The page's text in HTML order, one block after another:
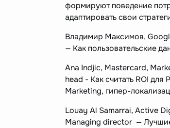
формируют поведение
адаптировать свои
Владимир Максимов,
— Как пользовательские
Ana Indjic, Mastercard,
head - Как считать ROI
Marketing, гипер-
Louay Al Samarrai, Active
Managing director —